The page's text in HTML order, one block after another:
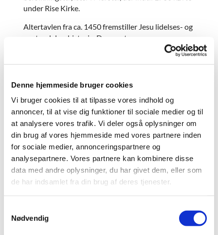
Denne hjemmeside bruger cookies
Vi bruger cookies til at tilpasse vores indhold og
annoncer, til at vise dig funktioner til sociale medier og til
at analysere vores trafik. Vi deler også oplysninger om
din brug af vores hjemmeside med vores partnere inden
for sociale medier, annonceringspartnere og
analysepartnere. Vores partnere kan kombinere disse
data med andre oplysninger, du har givet dem, eller som
de har indsamlet fra din brug af deres tjenester.
Nødvendig
under Rise Kirke.
Altertavlen fra ca. 1450 fremstiller Jesu lidelses- og
opstandelseshistorie. Den er et
billedskærerarbejde fra Slesvig by. Der er ingen
synlige kalkmalerier.Tårnet er af samme type som i
egetræsspåner, men siden 1957 med kobber.
I kirkegårdsmuren mod præstegårdshaven ses en